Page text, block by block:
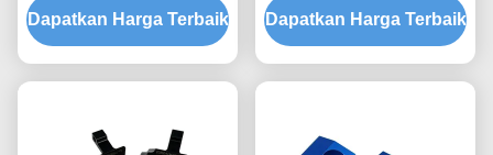
anodized
Dapatkan Harga Terbaik
Khusus dan Suku
Cadang Mesin CNC
Dapatkan Harga Terbaik